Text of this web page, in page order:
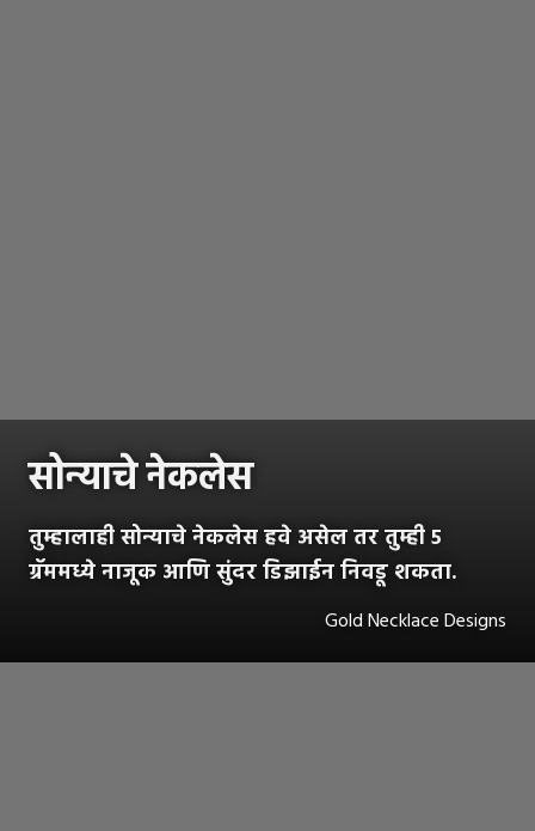
सोन्याचे नेकलेस
तुम्हालाही सोन्याचे नेकलेस हवे असेल तर तुम्ही ५
ग्रॅममध्ये नाजूक आणि सुंदर डिझाईन निवडू शकता.
Gold Necklace Designs